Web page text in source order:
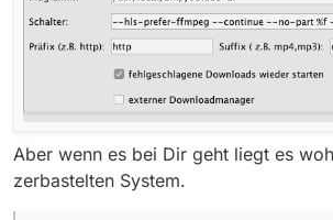
Aber wenn es bei Dir geht liegt es
zerbastelten System.